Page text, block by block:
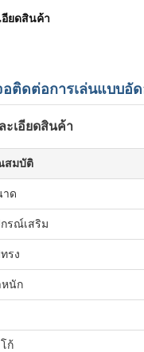
อียดสินค้า
ติดต่อการเล่นแบบอั
ะเอียดสินค้า
สมบัติ
ด
รณ์เสริม
รง
นัก
ก้